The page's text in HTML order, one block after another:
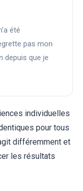
été
pas mon
depuis que je
individuelles
pour tous
différemment et
les résultats